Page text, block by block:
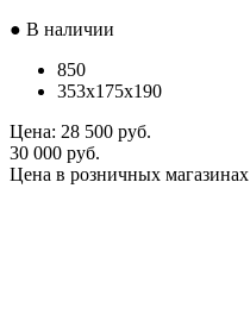
● В наличии
850
353x175x190
Цена: 28 500 руб.
30 000 руб.
Цена в розничных магазинах